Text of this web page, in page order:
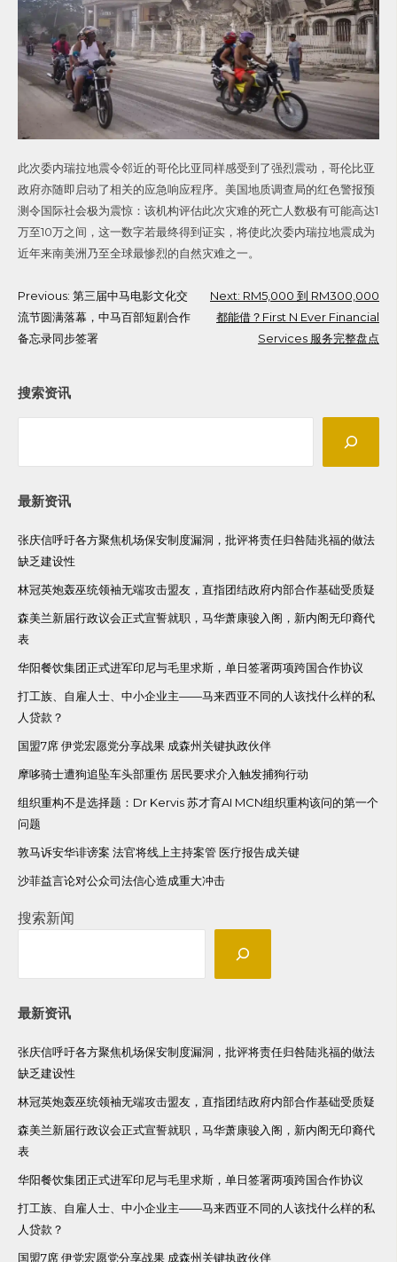
此次委内瑞拉地震令邻近的哥伦比亚同样感受到了强烈震动，哥伦比亚
政府亦随即启动了相关的应急响应程序。美国地质调查局的红色警报预
测令国际社会极为震惊：该机构评估此次灾难的死亡人数极有可能高达1
万至10万之间，这一数字若最终得到证实，将使此次委内瑞拉地震成为
近年来南美洲乃至全球最惨烈的自然灾难之一。
Post
navigation
Previous: 第三届中马电影文化交
流节圆满落幕，中马百部短剧合作
备忘录同步签署
Next: RM5,000 到 RM300,000
都能借？First N Ever Financial
Services 服务完整盘点
搜索资讯
最新资讯
张庆信呼吁各方聚焦机场保安制度漏洞，批评将责任归咎陆兆福的做法
缺乏建设性
林冠英炮轰巫统领袖无端攻击盟友，直指团结政府内部合作基础受质疑
森美兰新届行政议会正式宣誓就职，马华萧康骏入阁，新内阁无印裔代
表
华阳餐饮集团正式进军印尼与毛里求斯，单日签署两项跨国合作协议
打工族、自雇人士、中小企业主——马来西亚不同的人该找什么样的私
人贷款？
国盟7席 伊党宏愿党分享战果 成森州关键执政伙伴
摩哆骑士遭狗追坠车头部重伤 居民要求介入触发捕狗行动
组织重构不是选择题：Dr Kervis 苏才育AI MCN组织重构该问的第一个
问题
敦马诉安华诽谤案 法官将线上主持案管 医疗报告成关键
沙菲益言论对公众司法信心造成重大冲击
搜索新闻
最新资讯
张庆信呼吁各方聚焦机场保安制度漏洞，批评将责任归咎陆兆福的做法
缺乏建设性
林冠英炮轰巫统领袖无端攻击盟友，直指团结政府内部合作基础受质疑
森美兰新届行政议会正式宣誓就职，马华萧康骏入阁，新内阁无印裔代
表
华阳餐饮集团正式进军印尼与毛里求斯，单日签署两项跨国合作协议
打工族、自雇人士、中小企业主——马来西亚不同的人该找什么样的私
人贷款？
国盟7席 伊党宏愿党分享战果 成森州关键执政伙伴